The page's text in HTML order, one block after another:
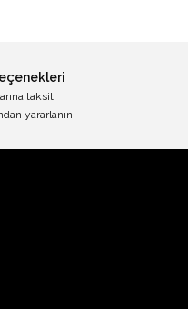
taksit
yararlanın.